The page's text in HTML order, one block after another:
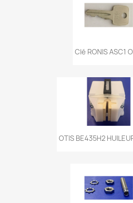
Clé RONIS ASC1
OTIS BE435H2